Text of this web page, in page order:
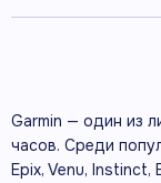
Garmin — один из
часов. Среди
Epix, Venu, Instinct,